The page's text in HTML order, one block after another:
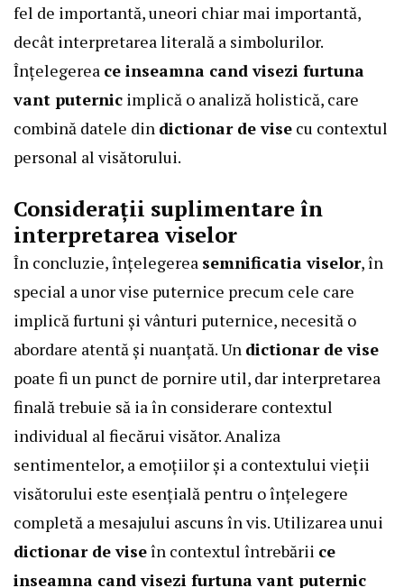
fel de importantă, uneori chiar mai importantă,
decât interpretarea literală a simbolurilor.
Înțelegerea ce inseamna cand visezi furtuna
vant puternic implică o analiză holistică, care
combină datele din dictionar de vise cu contextul
personal al visătorului.
Considerații suplimentare în
interpretarea viselor
În concluzie, înțelegerea semnificatia viselor, în
special a unor vise puternice precum cele care
implică furtuni și vânturi puternice, necesită o
abordare atentă și nuanțată. Un dictionar de vise
poate fi un punct de pornire util, dar interpretarea
finală trebuie să ia în considerare contextul
individual al fiecărui visător. Analiza
sentimentelor, a emoțiilor și a contextului vieții
visătorului este esențială pentru o înțelegere
completă a mesajului ascuns în vis. Utilizarea unui
dictionar de viseîn contextul întrebării ce
inseamna cand visezi furtuna vant puternic